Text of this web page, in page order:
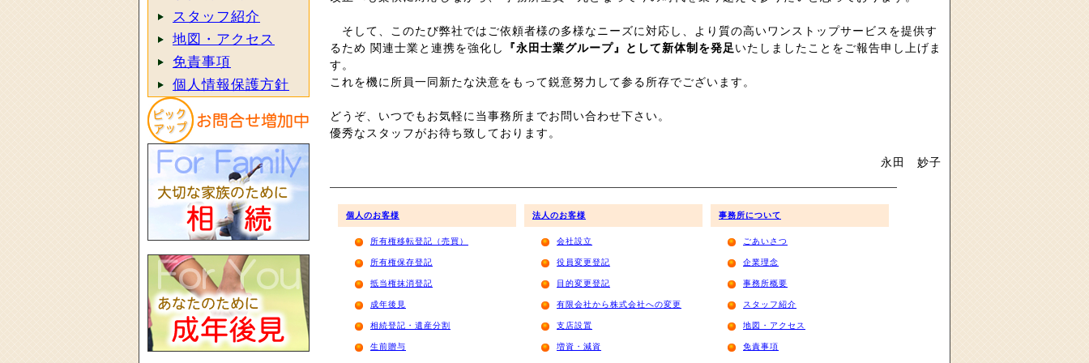
そして、このたび弊社ではご依頼者様の多様なニーズに対応し、より質の高いワンストップサービスを提供す
るため 関連士業と連携を強化し
『永田士業グループ』として新体制を発足いたしましたことをご報告申し上げま
す。
これを機に所員一同新たな決意をもって鋭意努力して参る所存でございます。
どうぞ、いつでもお気軽に当事務所までお問い合わせ下さい。
優秀なスタッフがお待ち致しております。
永田 妙子
個人のお客様
所有権移転登記（売買）
所有権保存登記
抵当権抹消登記
成年後見
相続登記・遺産分割
生前贈与
法人のお客様
会社設立
役員変更登記
目的変更登記
有限会社から株式会社への変更
支店設置
増資・減資
事務所について
ごあいさつ
企業理念
事務所概要
スタッフ紹介
地図・アクセス
免責事項
スタッフ紹介
地図・アクセス
免責事項
個人情報保護方針